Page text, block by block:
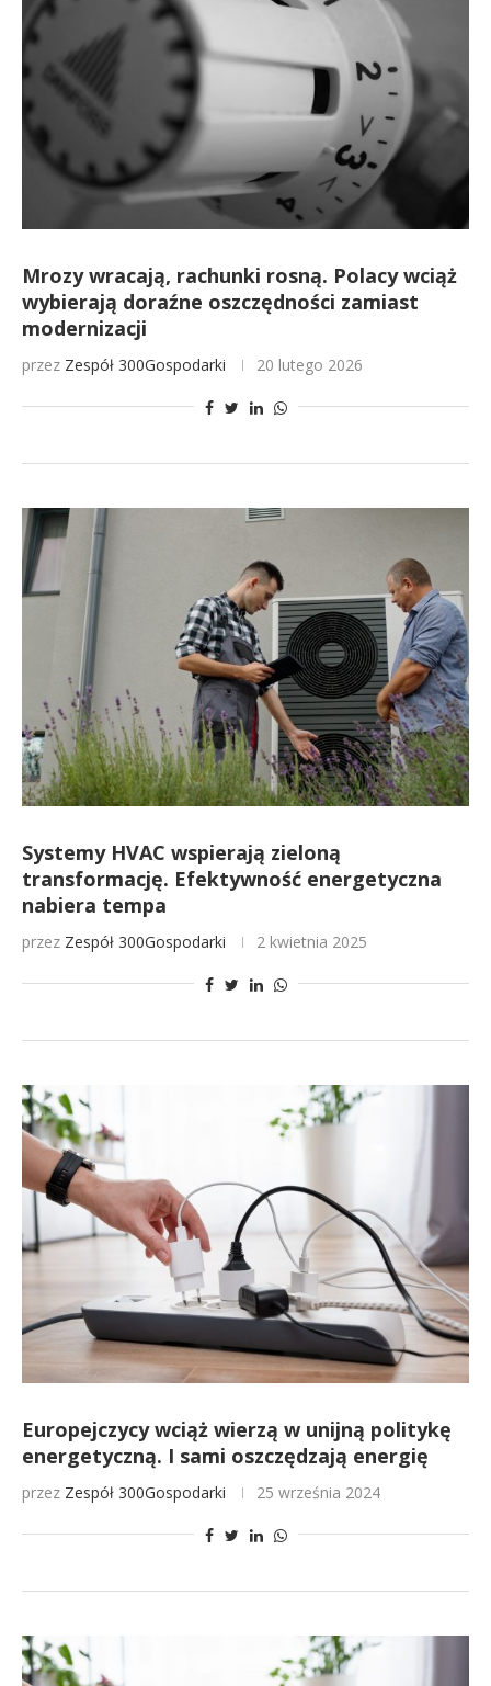
Mrozy wracają, rachunki rosną. Polacy wciąż
wybierają doraźne oszczędności zamiast
modernizacji
przez Zespół 300Gospodarki 20 lutego 2026
Systemy HVAC wspierają zieloną
transformację. Efektywność energetyczna
nabiera tempa
przez Zespół 300Gospodarki 2 kwietnia 2025
Europejczycy wciąż wierzą w unijną politykę
energetyczną. I sami oszczędzają energię
przez Zespół 300Gospodarki 25 września 2024